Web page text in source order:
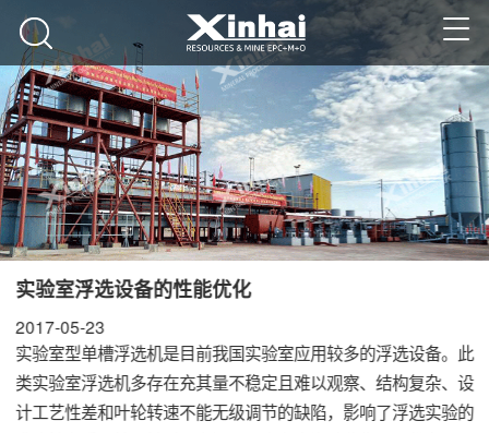
实验室浮选设备的性能优化
2017-05-23
实验室型单槽浮选机是目前我国实验室应用较多的浮选设备。此
类实验室浮选机多存在充其量不稳定且难以观察、结构复杂、设
计工艺性差和叶轮转速不能无级调节的缺陷，影响了浮选实验的